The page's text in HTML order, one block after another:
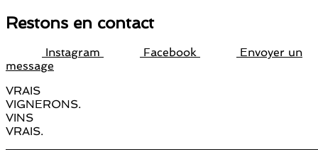
Restons en contact
Instagram Facebook
Envoyer un
message
VRAIS
VIGNERONS.
VINS
VRAIS.